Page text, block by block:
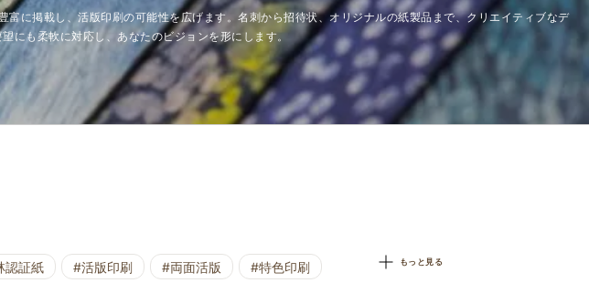
に掲載し、活版印刷の可能性を広げます。名刺から招待状、オリジナルの紙製品まで、クリエイティブなデ
にも柔軟に対応し、あなたのビジョンを形にします。
認証紙 #活版印刷 #両面活版 #特色印刷 もっと見る